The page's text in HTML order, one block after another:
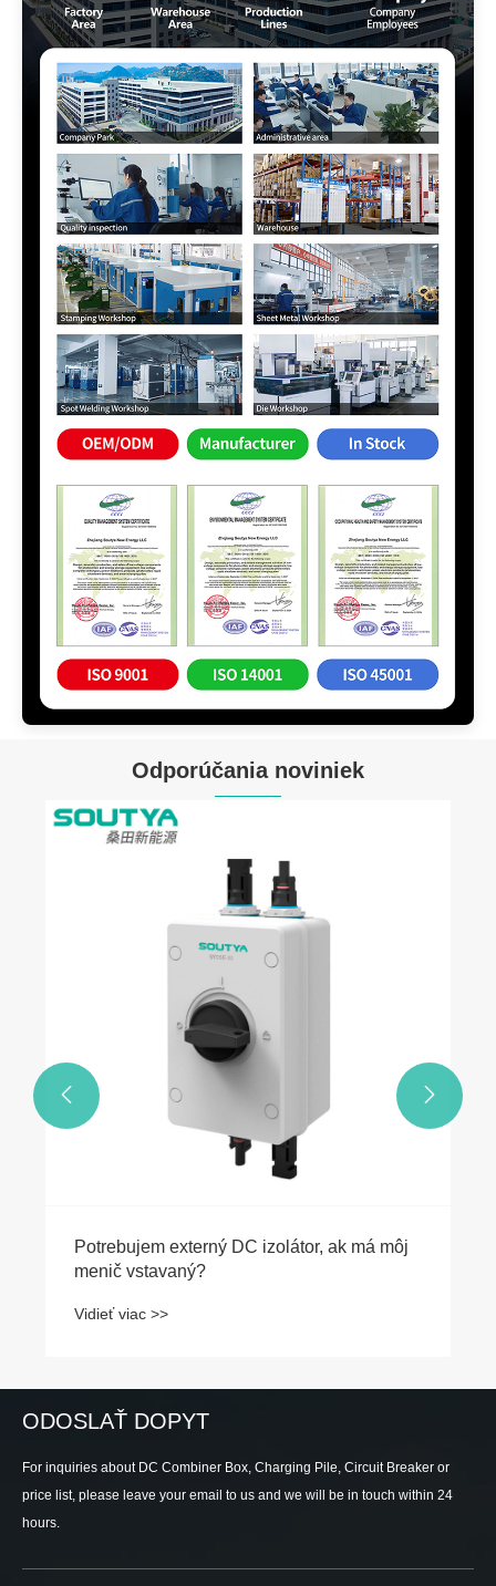
Odporúčania noviniek
Potrebujem externý DC izolátor, ak má môj
menič vstavaný?
Vidieť viac >>
 
ODOSLAŤ DOPYT
For inquiries about DC Combiner Box, Charging Pile, Circuit Breaker or
price list, please leave your email to us and we will be in touch within 24
hours.